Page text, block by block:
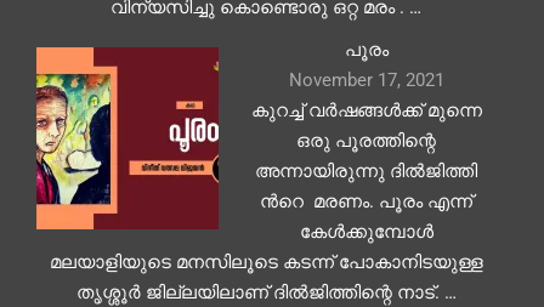
വിന്യസിച്ചു കൊണ്ടൊരു ഒറ്റ മരം . …
പൂരം
November 17, 2021
കുറച്ച് വർഷങ്ങൾക്ക് മുന്നെ
ഒരു പൂരത്തിന്റെ
അന്നായിരുന്നു ദിൽജിത്തി​
ൻറെ ​ മരണം. പൂരം എന്ന്
കേൾക്കുമ്പോൾ
മലയാളിയുടെ മനസിലൂടെ കടന്ന് പോകാനിടയുള്ള
തൃശ്ശൂർ ജില്ലയിലാണ് ദിൽജിത്തിന്റെ നാട്. …